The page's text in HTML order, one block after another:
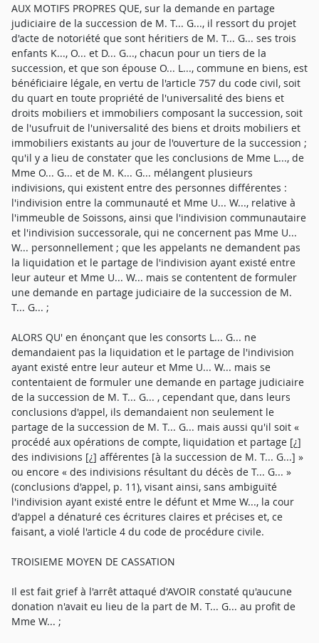
AUX MOTIFS PROPRES QUE, sur la demande en partage
judiciaire de la succession de M. T... G..., il ressort du projet
d'acte de notoriété que sont héritiers de M. T... G... ses trois
enfants K..., O... et D... G..., chacun pour un tiers de la
succession, et que son épouse O... L..., commune en biens, est
bénéficiaire légale, en vertu de l'article 757 du code civil, soit
du quart en toute propriété de l'universalité des biens et
droits mobiliers et immobiliers composant la succession, soit
de l'usufruit de l'universalité des biens et droits mobiliers et
immobiliers existants au jour de l'ouverture de la succession ;
qu'il y a lieu de constater que les conclusions de Mme L..., de
Mme O... G... et de M. K... G... mélangent plusieurs
indivisions, qui existent entre des personnes différentes :
l'indivision entre la communauté et Mme U... W..., relative à
l'immeuble de Soissons, ainsi que l'indivision communautaire
et l'indivision successorale, qui ne concernent pas Mme U...
W... personnellement ; que les appelants ne demandent pas
la liquidation et le partage de l'indivision ayant existé entre
leur auteur et Mme U... W... mais se contentent de formuler
une demande en partage judiciaire de la succession de M.
T... G... ;
ALORS QU' en énonçant que les consorts L... G... ne
demandaient pas la liquidation et le partage de l'indivision
ayant existé entre leur auteur et Mme U... W... mais se
contentaient de formuler une demande en partage judiciaire
de la succession de M. T... G... , cependant que, dans leurs
conclusions d'appel, ils demandaient non seulement le
partage de la succession de M. T... G... mais aussi qu'il soit «
procédé aux opérations de compte, liquidation et partage [¿]
des indivisions [¿] afférentes [à la succession de M. T... G...] »
ou encore « des indivisions résultant du décès de T... G... »
(conclusions d'appel, p. 11), visant ainsi, sans ambiguïté
l'indivision ayant existé entre le défunt et Mme W..., la cour
d'appel a dénaturé ces écritures claires et précises et, ce
faisant, a violé l'article 4 du code de procédure civile.
TROISIEME MOYEN DE CASSATION
Il est fait grief à l'arrêt attaqué d'AVOIR constaté qu'aucune
donation n'avait eu lieu de la part de M. T... G... au profit de
Mme W... ;